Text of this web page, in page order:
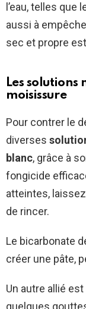
l’eau, telles
aussi à
sec et propre
Les
moisissure
Pour contrer le
diverses
blanc, grâce à
fongicide
atteintes,
de rincer.
Le bicarbonate
créer une pâte,
Un autre allié
quelques